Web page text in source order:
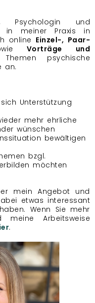
und
in meiner Praxis in
online Einzel-, Paar-
Vorträge und
psychische
an.
Unterstützung
mehr ehrliche
wünschen
bewältigen
bzgl.
möchten
mein Angebot und
etwas interessant
Wenn Sie mehr
Arbeitsweise
.